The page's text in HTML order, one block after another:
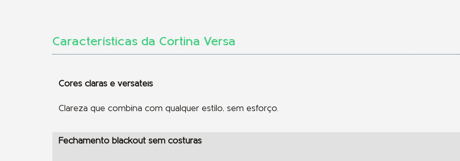
Características da Cortina Versa
Cores claras e versáteis
Clareza que combina com qualquer estilo, sem esforço.
Fechamento blackout sem costuras